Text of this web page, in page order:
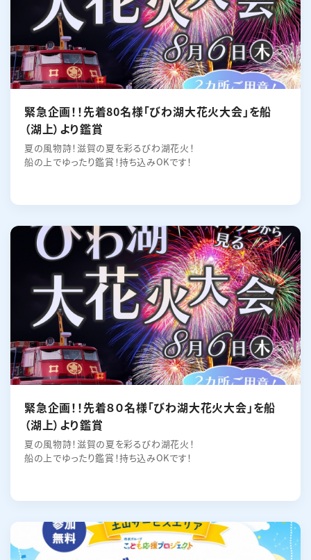
緊急企画！！先着80名様「びわ湖大花火大会」を船
（湖上）より鑑賞
夏の風物詩！滋賀の夏を彩るびわ湖花火！
船の上でゆったり鑑賞！持ち込みOKです！
緊急企画！！先着８０名様「びわ湖大花火大会」を船
（湖上）より鑑賞
夏の風物詩！滋賀の夏を彩るびわ湖花火！
船の上でゆったり鑑賞！持ち込みOKです！